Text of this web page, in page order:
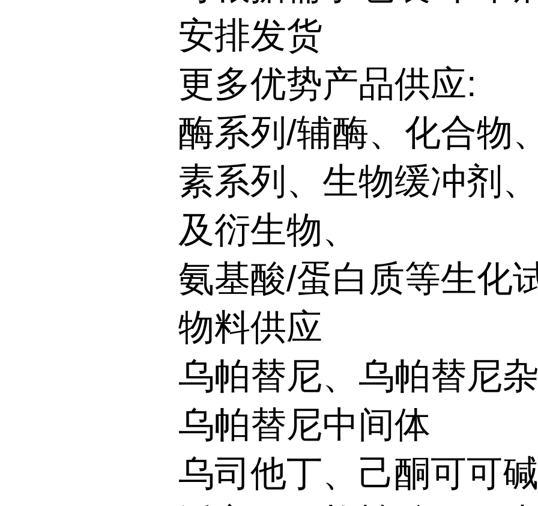
安排发货
更多优势产品供应:
酶系列/辅酶、化合物
素系列、生物缓冲剂
及衍生物、
氨基酸/蛋白质等生化
物料供应
乌帕替尼、乌帕替尼
乌帕替尼中间体
乌司他丁、己酮可可